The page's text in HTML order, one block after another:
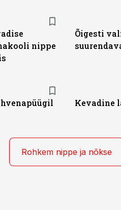
nippe
Õigesti
Kevadine
Rohkem nippe ja nõkse